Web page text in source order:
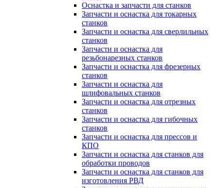
Оснастка и запчасти для станков
Запчасти и оснастка для токарных
станков
Запчасти и оснастка для сверлильных
станков
Запчасти и оснастка для
резьбонарезных станков
Запчасти и оснастка для фрезерных
станков
Запчасти и оснастка для
шлифовальных станков
Запчасти и оснастка для отрезных
станков
Запчасти и оснастка для гибочных
станков
Запчасти и оснастка для прессов и
КПО
Запчасти и оснастка для станков для
обработки проводов
Запчасти и оснастка для станков для
изготовления РВД